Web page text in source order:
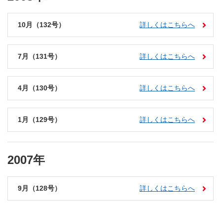
10月（132号） 詳しくはこちらへ
7月（131号） 詳しくはこちらへ
4月（130号） 詳しくはこちらへ
1月（129号） 詳しくはこちらへ
2007年
9月（128号） 詳しくはこちらへ